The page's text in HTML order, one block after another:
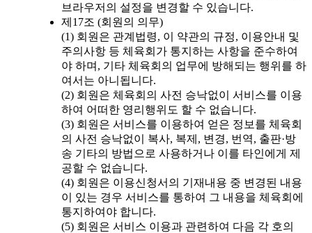
브라우저의 설정을 변경할 수 있습니다.
제17조 (회원의 의무)
(1) 회원은 관계법령, 이 약관의 규정, 이용안내 및
주의사항 등 체육회가 통지하는 사항을 준수하여
야 하며, 기타 체육회의 업무에 방해되는 행위를 하
여서는 아니됩니다.
(2) 회원은 체육회의 사전 승낙없이 서비스를 이용
하여 어떠한 영리행위도 할 수 없습니다.
(3) 회원은 서비스를 이용하여 얻은 정보를 체육회
의 사전 승낙없이 복사, 복제, 변경, 번역, 출판·방
송 기타의 방법으로 사용하거나 이를 타인에게 제
공할 수 없습니다.
(4) 회원은 이용신청서의 기재내용 중 변경된 내용
이 있는 경우 서비스를 통하여 그 내용을 체육회에
통지하여야 합니다.
(5) 회원은 서비스 이용과 관련하여 다음 각 호의